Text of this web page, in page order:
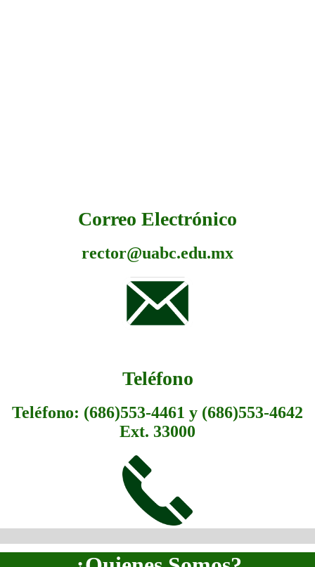
Correo Electrónico
rector@uabc.edu.mx
Teléfono
Teléfono: (686)553-4461 y (686)553-4642
Ext. 33000